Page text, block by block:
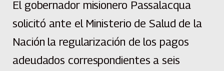
El gobernador misionero Passalacqua
solicitó ante el Ministerio de Salud de la
Nación la regularización de los pagos
adeudados correspondientes a seis